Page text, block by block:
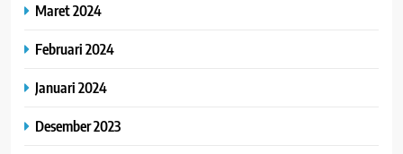
Maret 2024
Februari 2024
Januari 2024
Desember 2023